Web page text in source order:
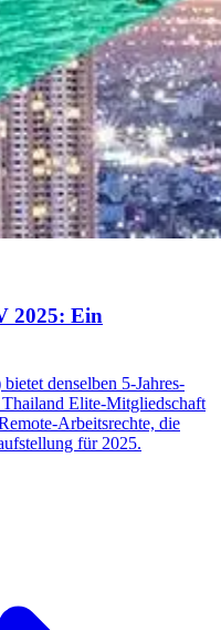
2025: Ein
denselben 5-Jahres-
Elite-Mitgliedschaft
Arbeitsrechte, die
für 2025.